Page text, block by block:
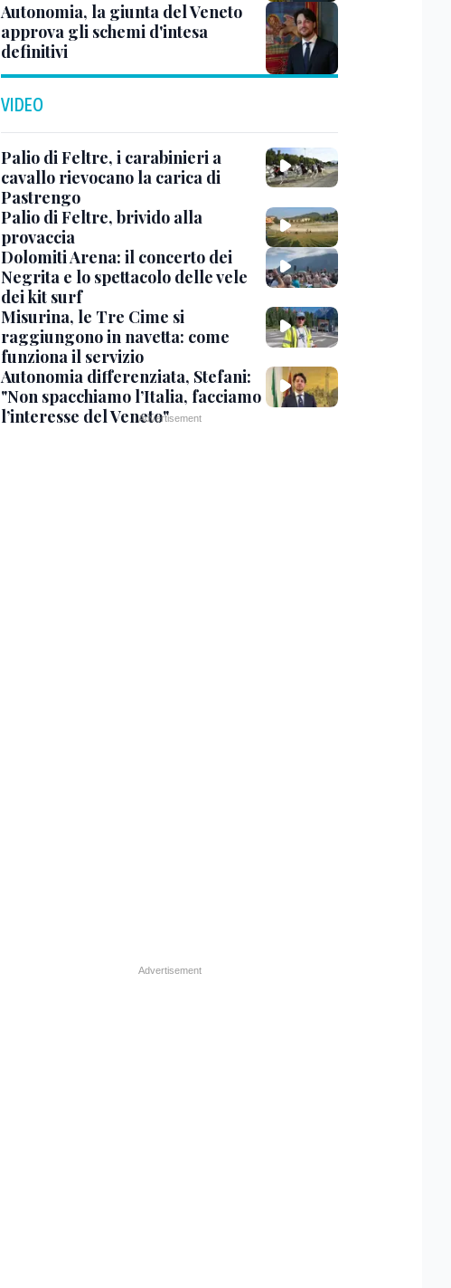
Autonomia, la giunta del Veneto
approva gli schemi d'intesa
definitivi
VIDEO
Palio di Feltre, i carabinieri a
cavallo rievocano la carica di
Pastrengo
Palio di Feltre, brivido alla
provaccia
Dolomiti Arena: il concerto dei
Negrita e lo spettacolo delle vele
dei kit surf
Misurina, le Tre Cime si
raggiungono in navetta: come
funziona il servizio
Autonomia differenziata, Stefani:
"Non spacchiamo l’Italia, facciamo
l’interesse del Veneto"